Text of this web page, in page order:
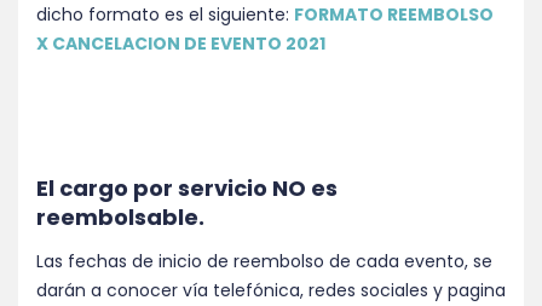
dicho formato es el siguiente: FORMATO REEMBOLSO
X CANCELACION DE EVENTO 2021
El cargo por servicio NO es
reembolsable.
Las fechas de inicio de reembolso de cada evento, se
darán a conocer vía telefónica, redes sociales y pagina